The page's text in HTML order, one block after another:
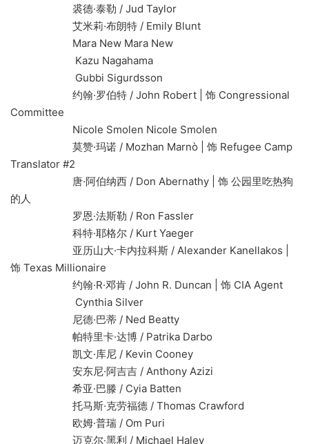
裘德·泰勒 / Jud Taylor
艾米莉·布朗特 / Emily Blunt
Mara New Mara New
Kazu Nagahama
Gubbi Sigurdsson
约翰·罗伯特 / John Robert | 饰 Congressional
Committee
Nicole Smolen Nicole Smolen
莫赞·玛诺 / Mozhan Marnò | 饰 Refugee Camp
Translator #2
唐·阿伯纳西 / Don Abernathy | 饰 公园里吃热狗
的人
罗恩·法斯勒 / Ron Fassler
科特·耶格尔 / Kurt Yaeger
亚历山大·卡内拉科斯 / Alexander Kanellakos |
饰 Texas Millionaire
约翰·R·邓肯 / John R. Duncan | 饰 CIA Agent
Cynthia Silver
尼德·巴蒂 / Ned Beatty
帕特里卡·达博 / Patrika Darbo
凯文·库尼 / Kevin Cooney
安东尼·阿吉吉 / Anthony Azizi
希亚·巴滕 / Cyia Batten
托马斯·克劳福德 / Thomas Crawford
欧姆·普瑞 / Om Puri
迈克尔·黑利 / Michael Haley